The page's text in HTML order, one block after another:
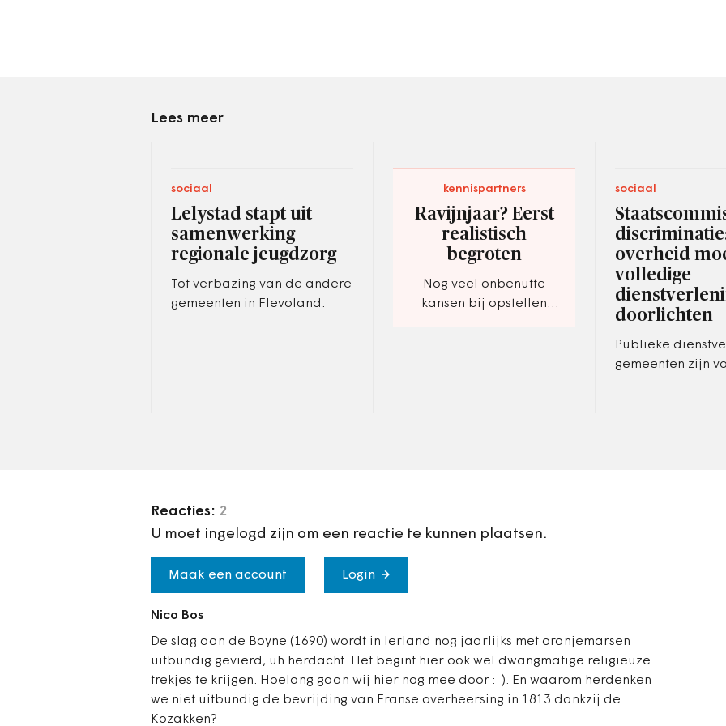
Lees meer
sociaal
Lelystad stapt uit
samenwerking
regionale jeugdzorg
Tot verbazing van de andere
gemeenten in Flevoland.
kennispartners
Ravijnjaar? Eerst
realistisch
begroten
Nog veel onbenutte
kansen bij opstellen
sociaal
overheid
volledige
doorlichten
Publieke
gemeenten zijn
Reacties: 2
U moet ingelogd zijn om een reactie te kunnen plaatsen.
Maak een account Login
Nico Bos
De slag aan de Boyne (1690) wordt in Ierland nog jaarlijks met oranjemarsen
uitbundig gevierd, uh herdacht. Het begint hier ook wel dwangmatige religieuze
trekjes te krijgen. Hoelang gaan wij hier nog mee door :-). En waarom herdenken
we niet uitbundig de bevrijding van Franse overheersing in 1813 dankzij de
Kozakken?